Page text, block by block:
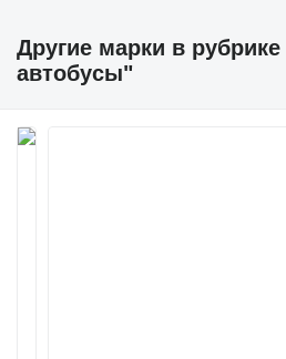
Другие марки в
автобусы"